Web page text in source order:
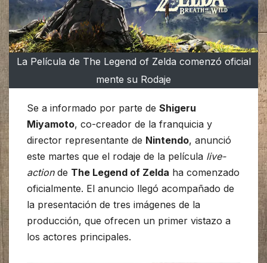
La Película de The Legend of Zelda comenzó oficial
mente su Rodaje
Se a informado por parte de Shigeru
Miyamoto, co-creador de la franquicia y
director representante de Nintendo, anunció
este martes que el rodaje de la película live-
actionde The Legend of Zelda ha comenzado
oficialmente. El anuncio llegó acompañado de
la presentación de tres imágenes de la
producción, que ofrecen un primer vistazo a
los actores principales.